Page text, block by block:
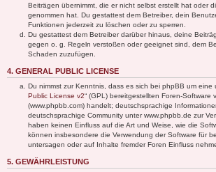
Beiträgen übernimmt, die er nicht selbst erstellt hat oder
genommen hat. Du gestattest dem Betreiber, dein
Funktionen jederzeit zu löschen oder zu sperren.
Du gestattest dem Betreiber darüber hinaus, deine
gegen o. g. Regeln verstoßen oder geeignet sind, dem
Schaden zuzufügen.
4. GENERAL PUBLIC LICENSE
Du nimmst zur Kenntnis, dass es sich bei phpBB um eine
Public License v2“ (GPL) bereitgestellten Foren-Software
(www.phpbb.com) handelt; deutschsprachige
deutschsprachige Community unter www.phpbb.de zur
haben keinen Einfluss auf die Art und Weise, wie die
können insbesondere die Verwendung der Software für
untersagen oder auf Inhalte fremder Foren Einfluss
5. GEWÄHRLEISTUNG